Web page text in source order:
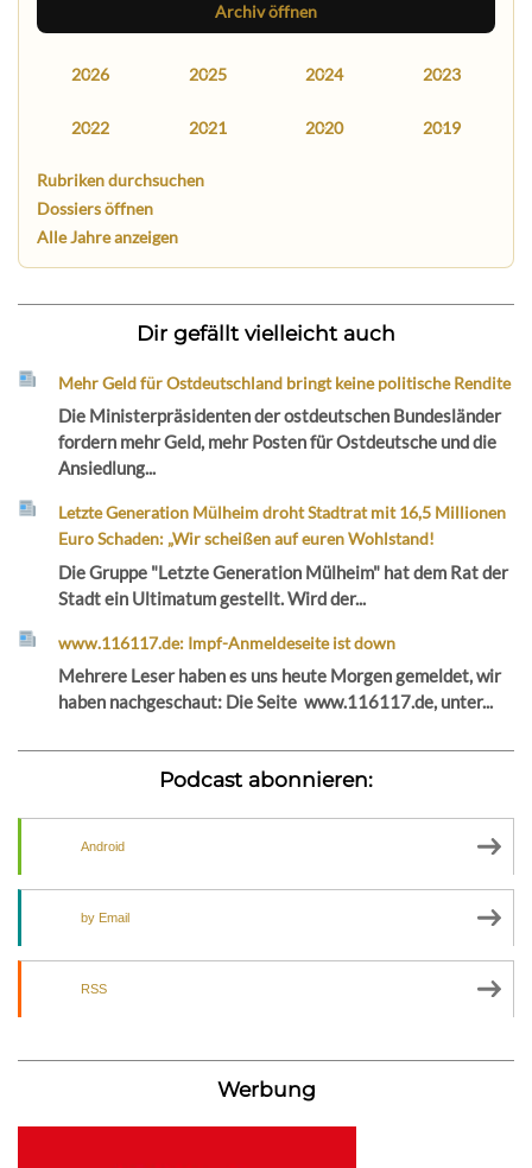
Archiv öffnen
2026 2025 2024 2023
2022 2021 2020 2019
Rubriken durchsuchen
Dossiers öffnen
Alle Jahre anzeigen
Dir gefällt vielleicht auch
Mehr Geld für Ostdeutschland bringt keine politische Rendite
Die Ministerpräsidenten der ostdeutschen Bundesländer
fordern mehr Geld, mehr Posten für Ostdeutsche und die
Ansiedlung...
Letzte Generation Mülheim droht Stadtrat mit 16,5 Millionen
Euro Schaden: „Wir scheißen auf euren Wohlstand!
Die Gruppe "Letzte Generation Mülheim" hat dem Rat der
Stadt ein Ultimatum gestellt. Wird der...
www.116117.de: Impf-Anmeldeseite ist down
Mehrere Leser haben es uns heute Morgen gemeldet, wir
haben nachgeschaut: Die Seite www.116117.de, unter...
Podcast abonnieren:
Android
by Email
RSS
Werbung